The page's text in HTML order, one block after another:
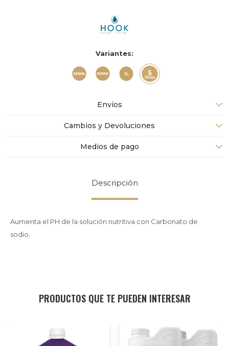
Variantes:
Envíos
Cambios y Devoluciones
Medios de pago
Descripción
Aumenta el PH de la solución nutritiva con Carbonato de
sodio.
PRODUCTOS QUE TE PUEDEN INTERESAR